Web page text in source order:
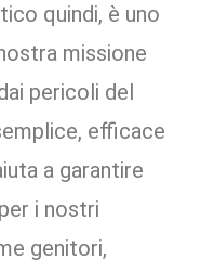
quindi, è uno
missione
pericoli del
efficace
a garantire
i nostri
genitori,